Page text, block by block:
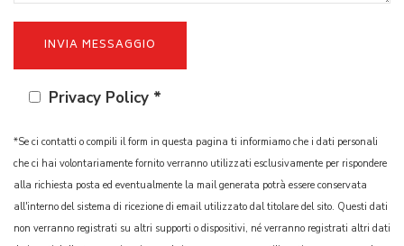
Privacy Policy *
*Se ci contatti o compili il form in questa pagina ti informiamo che i dati personali
che ci hai volontariamente fornito verranno utilizzati esclusivamente per rispondere
alla richiesta posta ed eventualmente la mail generata potrà essere conservata
all'interno del sistema di ricezione di email utilizzato dal titolare del sito. Questi dati
non verranno registrati su altri supporti o dispositivi, né verranno registrati altri dati